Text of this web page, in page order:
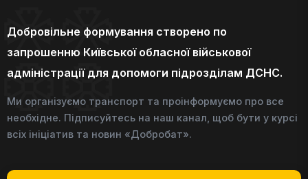
Добровільне формування створено по
запрошенню Київської обласної військової
адміністрації для допомоги підрозділам ДСНС.
Ми організуємо транспорт та проінформуємо про все
необхідне. Підписуйтесь на наш канал, щоб бути у курсі
всіх ініціатив та новин «Добробат».